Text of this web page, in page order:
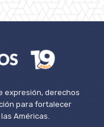
expresión, derechos
para fortalecer
Américas.